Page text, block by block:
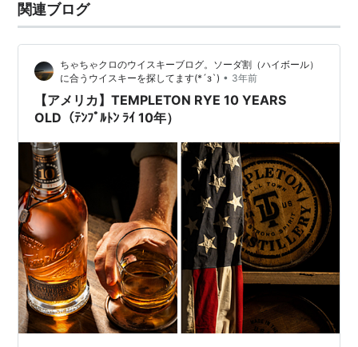
関連ブログ
ちゃちゃクロのウイスキーブログ。ソーダ割（ハイボール）
に合うウイスキーを探してます(*´з`) • 3年前
【アメリカ】TEMPLETON RYE 10 YEARS
OLD（ﾃﾝﾌﾟﾙﾄﾝ ﾗｲ 10年）